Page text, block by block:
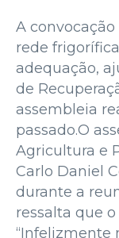
A
rede
adequação,
de
assembleia
passado.O
Agricultura e
Carlo Daniel
durante a
ressalta que
“Infelizmente